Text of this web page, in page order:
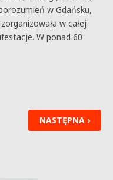
w Gdańsku,
w całej
W ponad 60
NASTĘPNA ›